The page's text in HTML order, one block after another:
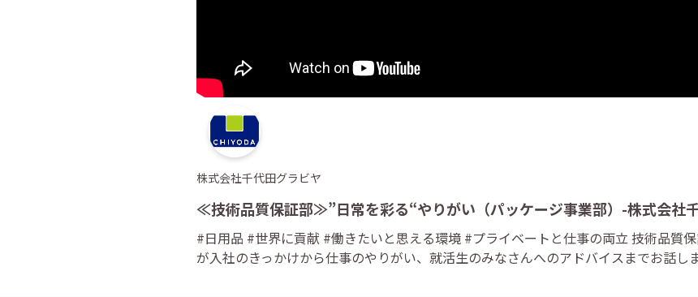
株式会社千代田グラビヤ
≪技術品質保証部≫”日常を彩る“やりがい（パッケージ事業部）-株式会社千
#日用品 #世界に貢献 #働きたいと思える環境 #プライベートと仕事の両立 技術品質保
が入社のきっかけから仕事のやりがい、就活生のみなさんへのアドバイスまでお話しま